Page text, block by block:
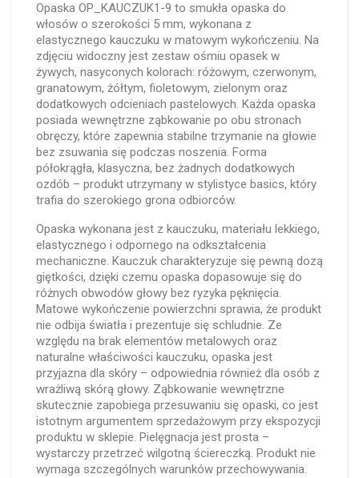
Opaska OP_KAUCZUK1-9 to smukła opaska do
włosów o szerokości 5 mm, wykonana z
elastycznego kauczuku w matowym wykończeniu. Na
zdjęciu widoczny jest zestaw ośmiu opasek w
żywych, nasyconych kolorach: różowym, czerwonym,
granatowym, żółtym, fioletowym, zielonym oraz
dodatkowych odcieniach pastelowych. Każda opaska
posiada wewnętrzne ząbkowanie po obu stronach
obręczy, które zapewnia stabilne trzymanie na głowie
bez zsuwania się podczas noszenia. Forma
półokrągła, klasyczna, bez żadnych dodatkowych
ozdób – produkt utrzymany w stylistyce basics, który
trafia do szerokiego grona odbiorców.
Opaska wykonana jest z kauczuku, materiału lekkiego,
elastycznego i odpornego na odkształcenia
mechaniczne. Kauczuk charakteryzuje się pewną dozą
giętkości, dzięki czemu opaska dopasowuje się do
różnych obwodów głowy bez ryzyka pęknięcia.
Matowe wykończenie powierzchni sprawia, że produkt
nie odbija światła i prezentuje się schludnie. Ze
względu na brak elementów metalowych oraz
naturalne właściwości kauczuku, opaska jest
przyjazna dla skóry – odpowiednia również dla osób z
wrażliwą skórą głowy. Ząbkowanie wewnętrzne
skutecznie zapobiega przesuwaniu się opaski, co jest
istotnym argumentem sprzedażowym przy ekspozycji
produktu w sklepie. Pielęgnacja jest prosta –
wystarczy przetrzeć wilgotną ściereczką. Produkt nie
wymaga szczególnych warunków przechowywania.